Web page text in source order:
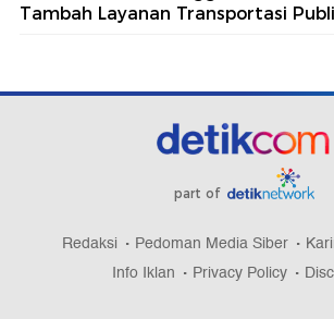
Tambah Layanan Transportasi
part of
Redaksi Pedoman Media Siber
Info Iklan
Privacy Policy